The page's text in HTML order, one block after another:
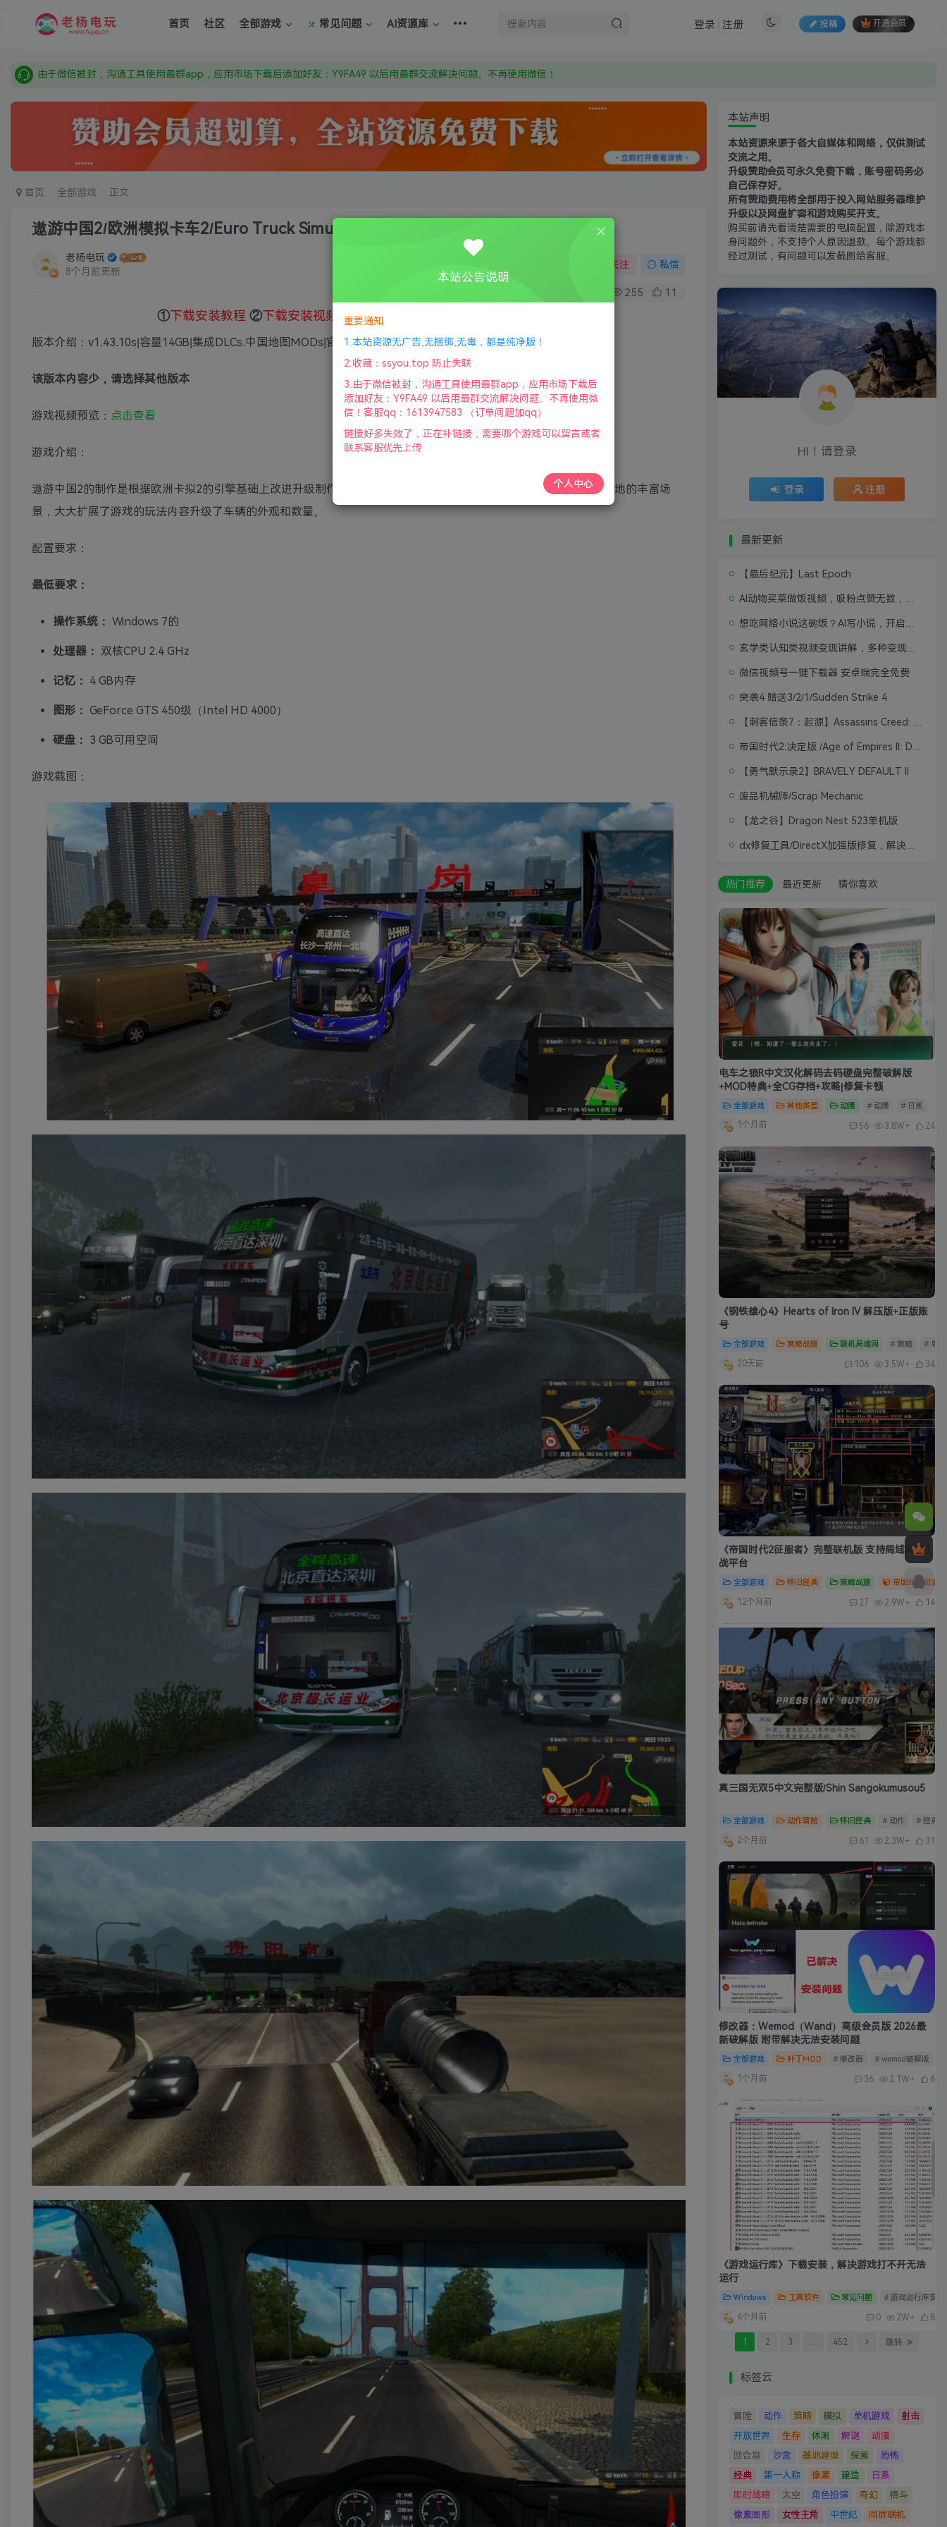
首页 社区 全部游戏 常见问题 AI资源库 投稿 开通会员
登录 注册
本站资源来自网络搜集，如有侵权，请联系删除：fuyej@qq.com 附上证书和内容链接
需要什么游戏请联系客服，若链接失效请联系客服，百度网盘边上的激活码也是解压密码
首页 全部游戏 正文
遨游中国2/欧洲模拟卡车2/Euro Truck Simulator 2
老杨电玩
8个月前更新
关注 私信
255 11
①下载安装教程 ②下载安装视频教程 ③
版本介绍：v1.43.10s|容量14GB|集成DLCs.中国地图MODs|官方简体中文|支持键盘.鼠标.手柄|2022年02月15号整理
该版本内容少，请选择其他版本
游戏视频预览： 点击查看
游戏介绍：
遨游中国2的制作是根据欧洲卡拟2的引擎基础上改进升级制作的一款模拟类游戏，遨游中国2可以让玩家体验到全图各地的丰富场
景，大大扩展了游戏的玩法内容升级了车辆的外观和数量。
配置要求：
最低要求：
操作系统： Windows 7的
处理器： 双核CPU 2.4 GHz
记忆： 4 GB内存
图形： GeForce GTS 450级（Intel HD 4000）
硬盘： 3 GB可用空间
游戏截图：
本站声明
本站资源来源于各大自媒体和网络，仅供测试
交流之用。
升级赞助会员可永久免费下载，账号密码务必
自己保存好。
所有赞助费用将全部用于投入网站服务器维护
升级以及网盘扩容和游戏购买开支。
购买前请先看清楚需要的电脑配置，除游戏本
身问题外，不支持个人原因退款。每个游戏都
经过测试，有问题可以发截图给客服。
HI！请登录
登录 注册
最新更新
【最后纪元】Last Epoch
微信视频号一键下载器 安卓端完全免费
突袭4 赠送3/2/1/Sudden Strike 4
【勇气默示录2】BRAVELY DEFAULT II
废品机械师/Scrap Mechanic
【龙之谷】Dragon Nest 523单机版
热门推荐 最近更新 猜你喜欢
电车之狼R中文汉化解码去码硬盘完整破解版
+MOD特典+全CG存档+攻略|修复卡顿
全部游戏 其他类型 动漫 # 动漫 # 日系
1个月前 56 3.8W+ 24
《钢铁雄心4》Hearts of Iron IV 解压版+正版账
号
全部游戏 策略战旗 联机局域网 # 策略 # 单
20天前 106 3.5W+ 34
《帝国时代2征服者》完整联机版 支持局域网+对
战平台
全部游戏 怀旧经典 策略战旗 帝国时代资源
12个月前 27 2.9W+ 14
真三国无双5中文完整版/Shin Sangokumusou5
全部游戏 动作冒险 怀旧经典 # 动作 # 经典
2个月前 61 2.3W+ 31
修改器：Wemod（Wand）高级会员版 2026最
新破解版 附带解决无法安装问题
全部游戏 补丁MOD # 修改器 # wemod破解版
1个月前 36 2.1W+ 6
《游戏运行库》下载安装，解决游戏打不开无法
运行
Windows 工具软件 常见问题 # 游戏运行库安装
4个月前 0 2W+ 8
1 2 3 … 452 跳转
标签云
冒险 动作 策略 模拟 单机游戏
射击
开放世界
生存 休闲 解谜
动漫
回合制
沙盒 基地建设 探索
恐怖
经典
第一人称 像素 建造
日系
即时战略
太空 角色扮演 奇幻
格斗
像素图形
女性主角 中世纪 同屏联机
本站公告说明
重要通知
1.本站资源无广告,无捆绑,无毒，都是纯净版！
2.收藏：ssyou.top 防止失联
3.由于微信被封，沟通工具使用最群app，应用市场下载后
添加好友：Y9FA49 以后用最群交流解决问题。不再使用微
信！客服qq：1613947583 （订单问题加qq）
链接好多失效了，正在补链接，需要哪个游戏可以留言或者
联系客服优先上传
个人中心